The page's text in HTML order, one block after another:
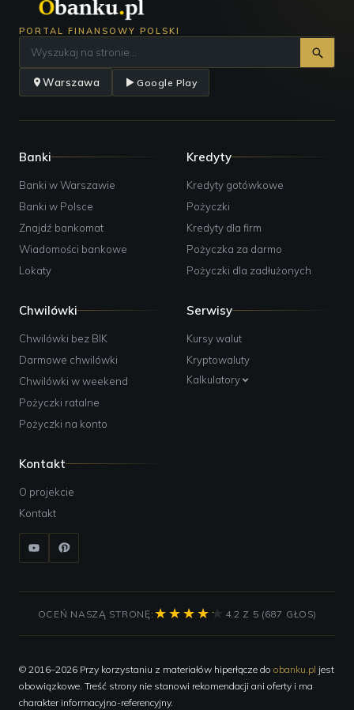
PORTAL FINANSOWY POLSKI
Warszawa Google Play
Banki
Banki w Warszawie
Banki w Polsce
Znajdź bankomat
Wiadomości bankowe
Lokaty
Kredyty
Kredyty gotówkowe
Pożyczki
Kredyty dla firm
Pożyczka za darmo
Pożyczki dla zadłużonych
Chwilówki
Chwilówki bez BIK
Darmowe chwilówki
Chwilówki w weekend
Pożyczki ratalne
Pożyczki na konto
Serwisy
Kursy walut
Kryptowaluty
Kalkulatory
Kontakt
O projekcie
Kontakt
OCEŃ NASZĄ STRONĘ: 4.2 Z 5 (687 GŁOS)
© 2016–2026 Przy korzystaniu z materiałów hiperłącze do obanku.pl jest
obowiązkowe. Treść strony nie stanowi rekomendacji ani oferty i ma
charakter informacyjno-referencyjny.